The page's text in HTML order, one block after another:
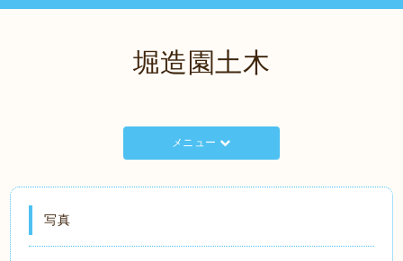
堀造園土木
メニュー
写真